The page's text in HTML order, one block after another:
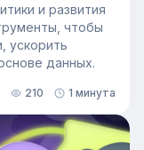
и развития
чтобы
ускорить
данных.
210 1 минута